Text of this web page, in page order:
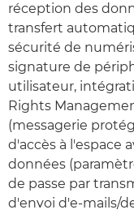
réception des
transfert
sécurité de
signature de
utilisateur,
Rights
(messagerie
d'accès à l'espace
données
de passe par
d'envoi d'e-mails/